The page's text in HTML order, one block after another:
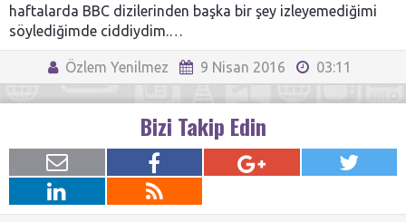
haftalarda BBC dizilerinden başka bir şey izleyemediğimi
söylediğimde ciddiydim.…
Özlem Yenilmez 9 Nisan 2016 03:11
Bizi Takip Edin